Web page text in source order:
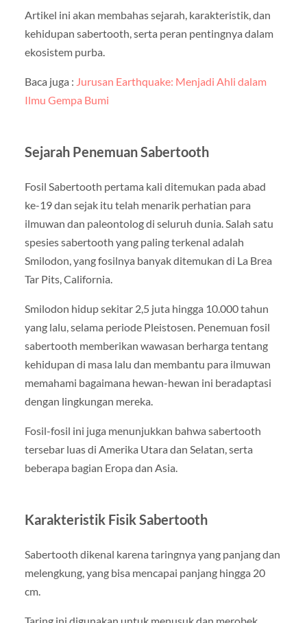
Artikel ini akan membahas sejarah, karakteristik, dan
kehidupan sabertooth, serta peran pentingnya dalam
ekosistem purba.
Baca juga : Jurusan Earthquake: Menjadi Ahli dalam
Ilmu Gempa Bumi
Sejarah Penemuan Sabertooth
Fosil Sabertooth pertama kali ditemukan pada abad
ke-19 dan sejak itu telah menarik perhatian para
ilmuwan dan paleontolog di seluruh dunia. Salah satu
spesies sabertooth yang paling terkenal adalah
Smilodon, yang fosilnya banyak ditemukan di La Brea
Tar Pits, California.
Smilodon hidup sekitar 2,5 juta hingga 10.000 tahun
yang lalu, selama periode Pleistosen. Penemuan fosil
sabertooth memberikan wawasan berharga tentang
kehidupan di masa lalu dan membantu para ilmuwan
memahami bagaimana hewan-hewan ini beradaptasi
dengan lingkungan mereka.
Fosil-fosil ini juga menunjukkan bahwa sabertooth
tersebar luas di Amerika Utara dan Selatan, serta
beberapa bagian Eropa dan Asia.
Karakteristik Fisik Sabertooth
Sabertooth dikenal karena taringnya yang panjang dan
melengkung, yang bisa mencapai panjang hingga 20
cm.